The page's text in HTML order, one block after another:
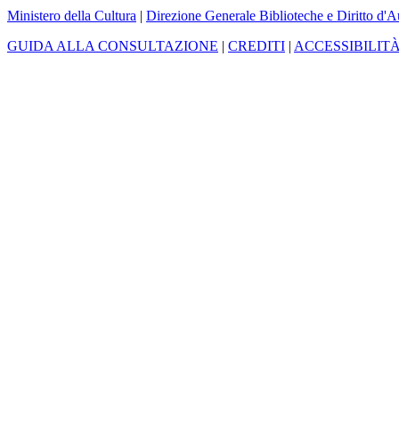
Ministero della Cultura | Direzione Generale Biblioteche e Diritto
GUIDA ALLA CONSULTAZIONE | CREDITI |